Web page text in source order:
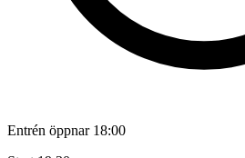
Entrén öppnar 18:00